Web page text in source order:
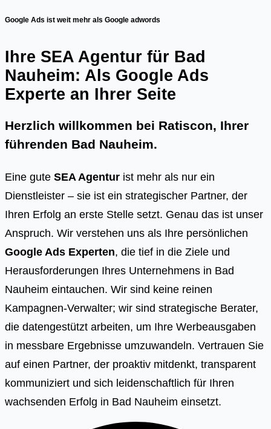
Google Ads ist weit mehr als Google adwords
Ihre SEA Agentur für Bad
Nauheim: Als Google Ads
Experte an Ihrer Seite
Herzlich willkommen bei Ratiscon, Ihrer
führenden Bad Nauheim.
Eine gute SEA Agentur ist mehr als nur ein
Dienstleister – sie ist ein strategischer Partner, der
Ihren Erfolg an erste Stelle setzt. Genau das ist unser
Anspruch. Wir verstehen uns als Ihre persönlichen
Google Ads Experten, die tief in die Ziele und
Herausforderungen Ihres Unternehmens in Bad
Nauheim eintauchen. Wir sind keine reinen
Kampagnen-Verwalter; wir sind strategische Berater,
die datengestützt arbeiten, um Ihre Werbeausgaben
in messbare Ergebnisse umzuwandeln. Vertrauen Sie
auf einen Partner, der proaktiv mitdenkt, transparent
kommuniziert und sich leidenschaftlich für Ihren
wachsenden Erfolg in Bad Nauheim einsetzt.